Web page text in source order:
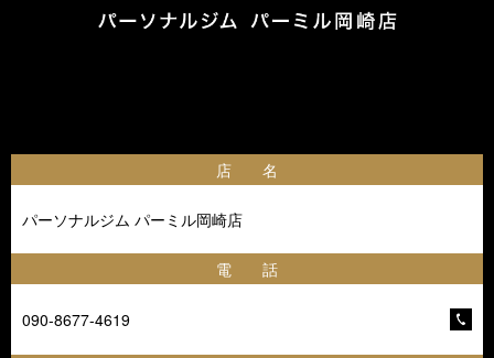
店 名
パーソナルジム パーミル岡崎店
電 話
090-8677-4619